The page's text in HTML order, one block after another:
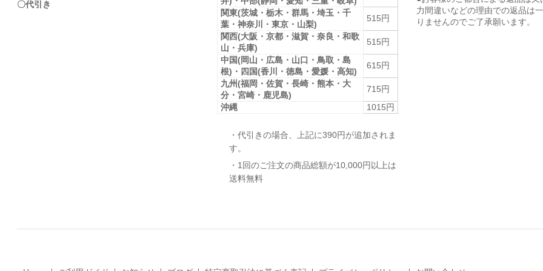
〇代引き
関東(茨城・栃木・群馬・埼玉・千
葉・神奈川・東京・山梨)
515円
関西(大阪・京都・滋賀・奈良・和歌
山・兵庫)
515円
中国(岡山・広島・山口・鳥取・島
根)・四国(香川・徳島・愛媛・高知)
615円
九州(福岡・佐賀・長崎・熊本・大
分・宮崎・鹿児島)
715円
沖縄
1015円
・代引きの場合、上記に390円が追加されま
す。
・1回のご注文の商品総額が10,000円以上は
送料無料
力間違いなどの理由での返品は
りませんのでご了承願います。